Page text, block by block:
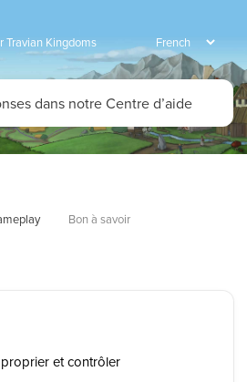
Travian Kingdoms
Bon à savoir
et contrôler